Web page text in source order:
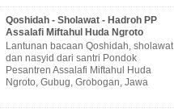
Qoshidah - Sholawat - Hadroh PP
Assalafi Miftahul Huda Ngroto
Lantunan bacaan Qoshidah, sholawat
dan nasyid dari santri Pondok
Pesantren Assalafi Miftahul Huda
Ngroto, Gubug, Grobogan, Jawa